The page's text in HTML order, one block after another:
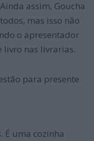
assim, Goucha
mas isso não
o apresentador
livro nas livrarias.
para presente
É uma cozinha